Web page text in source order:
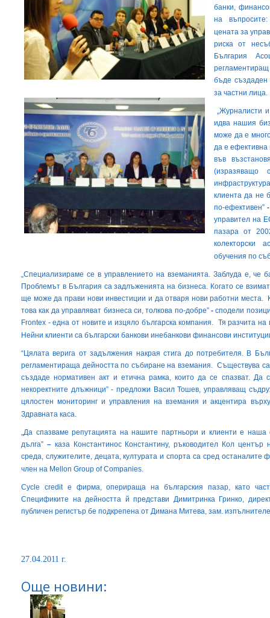
банки,
на въпросите:
цената за
риска от
България
бъде създаден
за частни лица.
„Журналисти
идва нашия
може да е
да е ефективна
във
клиента да не
по-ефективен”
управител на
пазара от
колекторски
обучения по
„Специализираме се в управлението на вземанията. Заблуда e, че
Проблемът в България са задлъженията на бизнеса. Когато се
ще може да прави нови инвестиции и да отваря нови работни места.
това как да управляват бизнеса си, толкова по-добре” -сподели
Frontex - една от новите и изцяло българска компания. Тя разчита
Нейни клиенти са български банкови инебанкови финансови
“Цялата верига от задължения накрая стига до потребителя. В
регламентираща дейността по събиране на вземания. Съществува
създаде нормативен акт и етична рамка, които да се спазват. Да
некоректните длъжници” - предложи Васил Тошев, управляващ
цялостен мониторинг и управления на вземания и акцентира
Здравната каса.
„Да спазваме репутацията на нашите партньори и клиенти е
дълга” – каза Константинос Константину, ръководител Кол център
среда, служителите, децата, културата и спорта са сред останалите
член на Mellon Group of Companies.
Cycle credit е фирма, оперираща на българския пазар, като
Спецификите на дейността й представи Димитринка Гринко, д
публичен регистър бе подкрепена от Димана Митева, зам.
27.04.2011 г.
Още новини: